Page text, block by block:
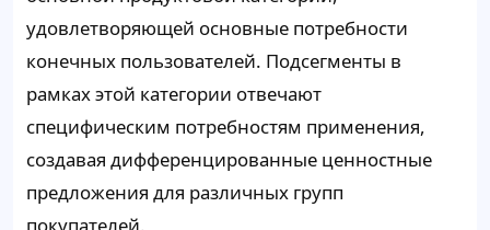
удовлетворяющей основные потребности
конечных пользователей. Подсегменты в
рамках этой категории отвечают
специфическим потребностям применения,
создавая дифференцированные ценностные
предложения для различных групп